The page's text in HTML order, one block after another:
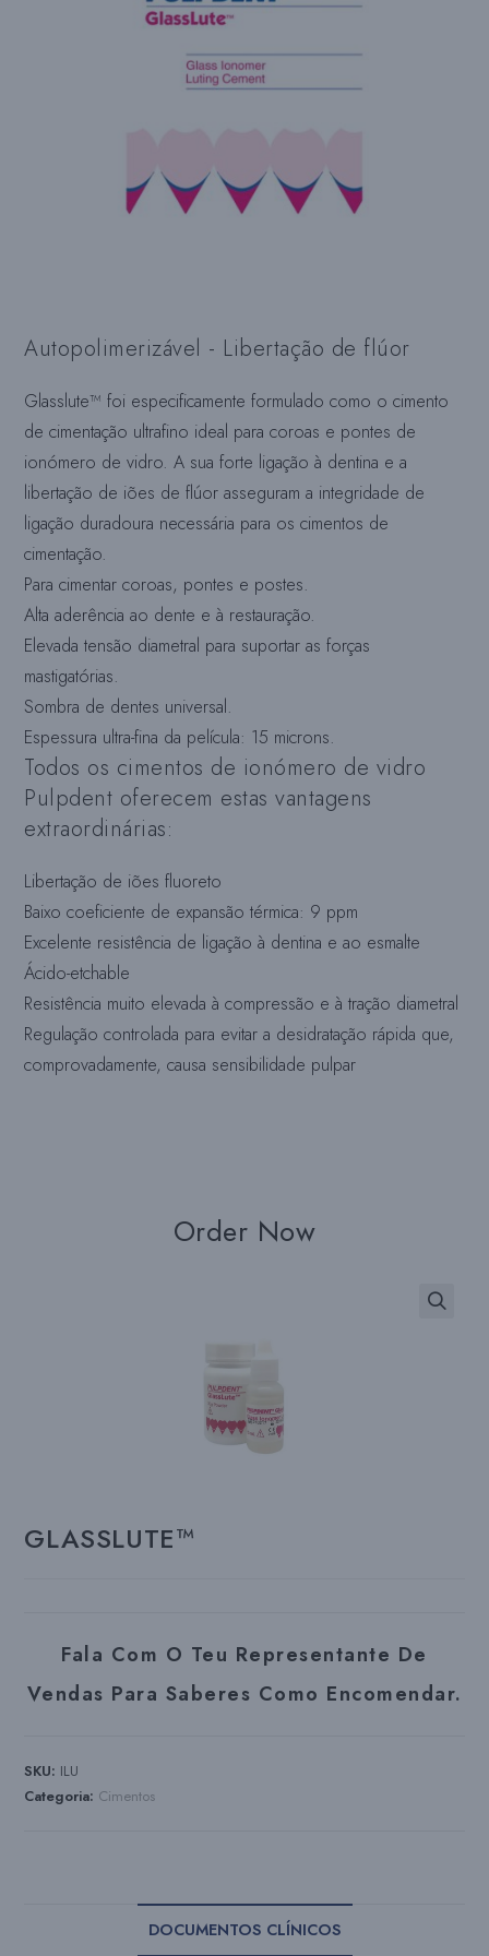
Autopolimerizável - Libertação de flúor
Glasslute™ foi especificamente formulado como o cimento
de cimentação ultrafino ideal para coroas e pontes de
ionómero de vidro. A sua forte ligação à dentina e a
libertação de iões de flúor asseguram a integridade de
ligação duradoura necessária para os cimentos de
cimentação.
Para cimentar coroas, pontes e postes.
Alta aderência ao dente e à restauração.
Elevada tensão diametral para suportar as forças
mastigatórias.
Sombra de dentes universal.
Espessura ultra-fina da película: 15 microns.
Todos os cimentos de ionómero de vidro
Pulpdent oferecem estas vantagens
extraordinárias:
Libertação de iões fluoreto
Baixo coeficiente de expansão térmica: 9 ppm
Excelente resistência de ligação à dentina e ao esmalte
Ácido-etchable
Resistência muito elevada à compressão e à tração diametral
Regulação controlada para evitar a desidratação rápida que,
comprovadamente, causa sensibilidade pulpar
Order Now
GLASSLUTE™
Fala Com O Teu Representante De
Vendas Para Saberes Como Encomendar.
SKU: ILU
Categoria: Cimentos
DOCUMENTOS CLÍNICOS